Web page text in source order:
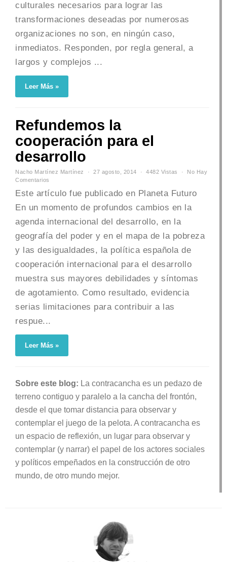
culturales necesarios para lograr las
transformaciones deseadas por numerosas
organizaciones no son, en ningún caso,
inmediatos. Responden, por regla general, a
largos y complejos ...
Leer Más »
Refundemos la
cooperación para el
desarrollo
Nacho Martínez Martínez 27 agosto, 2014 4482 Vistas
No Hay
Comentarios
Este artículo fue publicado en Planeta Futuro
En un momento de profundos cambios en la
agenda internacional del desarrollo, en la
geografía del poder y en el mapa de la pobreza
y las desigualdades, la política española de
cooperación internacional para el desarrollo
muestra sus mayores debilidades y síntomas
de agotamiento. Como resultado, evidencia
serias limitaciones para contribuir a las
respue...
Leer Más »
Sobre este blog: La contracancha es un pedazo de
terreno contiguo y paralelo a la cancha del frontón,
desde el que tomar distancia para observar y
contemplar el juego de la pelota. A contracancha es
un espacio de reflexión, un lugar para observar y
contemplar (y narrar) el papel de los actores sociales
y políticos empeñados en la construcción de otro
mundo, de otro mundo mejor.